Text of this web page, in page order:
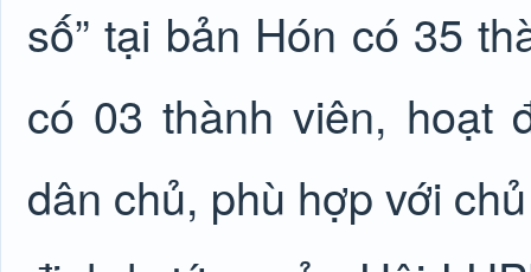
số” tại bản Hón có 35
có 03 thành viên, hoạt
dân chủ, phù hợp với